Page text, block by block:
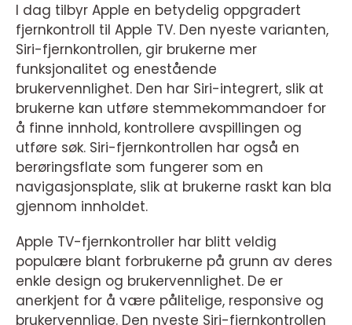
I dag tilbyr Apple en betydelig oppgradert
fjernkontroll til Apple TV. Den nyeste varianten,
Siri-fjernkontrollen, gir brukerne mer
funksjonalitet og enestående
brukervennlighet. Den har Siri-integrert, slik at
brukerne kan utføre stemmekommandoer for
å finne innhold, kontrollere avspillingen og
utføre søk. Siri-fjernkontrollen har også en
berøringsflate som fungerer som en
navigasjonsplate, slik at brukerne raskt kan bla
gjennom innholdet.
Apple TV-fjernkontroller har blitt veldig
populære blant forbrukerne på grunn av deres
enkle design og brukervennlighet. De er
anerkjent for å være pålitelige, responsive og
brukervennlige. Den nyeste Siri-fjernkontrollen